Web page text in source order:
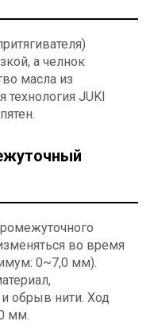
а челнок
масла из
технология JUKI
во время
0~7,0 мм).
обрыв нити. Ход
мм.